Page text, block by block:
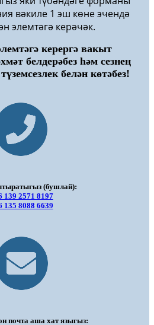
вәкиле 1 эш көне эчендә
элемтәгә керәчәк.
керергә вакыт
белдерәбез һәм сезнең
белән көтәбез!
(бушлай):
139 2571 8197
135 8088 6639
почта аша хат языгыз: